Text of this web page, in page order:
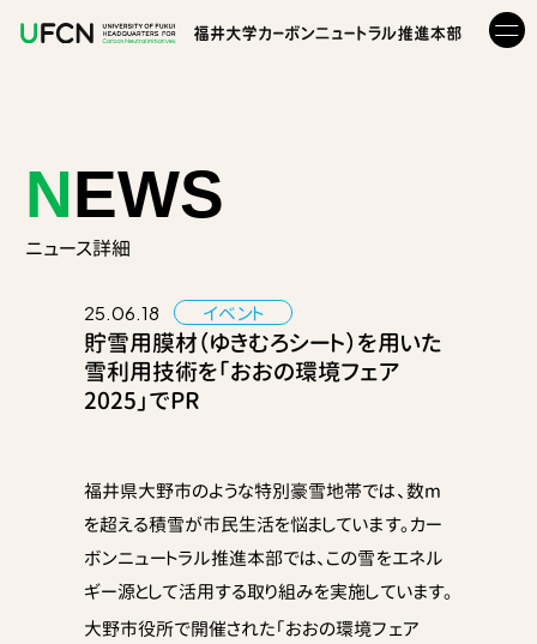
NEWS
ニュース詳細
25.06.18 イベント
貯雪用膜材（ゆきむろシート）を用いた
雪利用技術を「おおの環境フェア
2025」でPR
福井県大野市のような特別豪雪地帯では、数m
を超える積雪が市民生活を悩ましています。カー
ボンニュートラル推進本部では、この雪をエネル
ギー源として活用する取り組みを実施しています。
大野市役所で開催された「おおの環境フェア